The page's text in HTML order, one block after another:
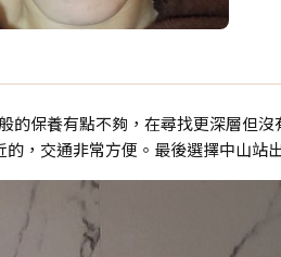
的保養有點不夠，在尋找更深層但
，交通非常方便。最後選擇中山站